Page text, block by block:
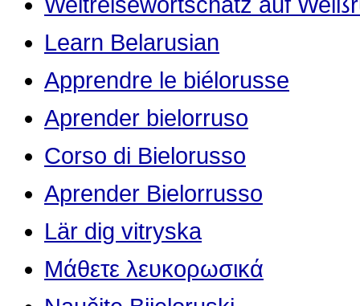
Learn Belarusian
Apprendre le biélorusse
Aprender bielorruso
Corso di Bielorusso
Aprender Bielorrusso
Lär dig vitryska
Μάθετε λευκορωσικά